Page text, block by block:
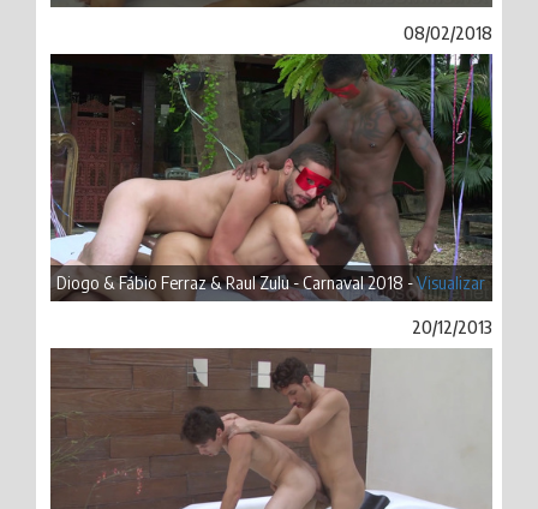
08/02/2018
Diogo & Fábio Ferraz & Raul Zulu - Carnaval 2018 -Visualizar
20/12/2013